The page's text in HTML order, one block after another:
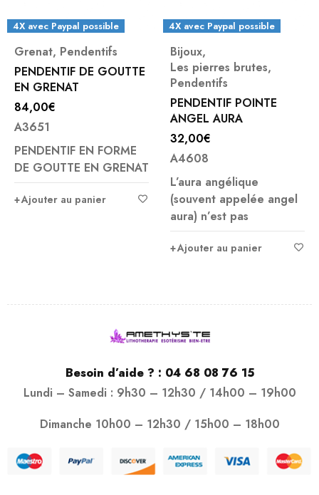
4X avec Paypal possible
Bijoux,
Les pierres brutes,
Pendentifs
PENDENTIF POINTE
ANGEL AURA
A4608
L’aura angélique
(souvent appelée angel
Fluorine
PENDENTIF DONUT
FLUORINE 30 MM
sur 5
(1)
11,00€
A4249
Ajouter au panier
Besoin d’aide ? : 04 68 08 76 15
Lundi – Samedi : 9h30 – 12h30 / 14h00 – 19h00
Dimanche 10h00 – 12h30 / 15h00 – 18h00